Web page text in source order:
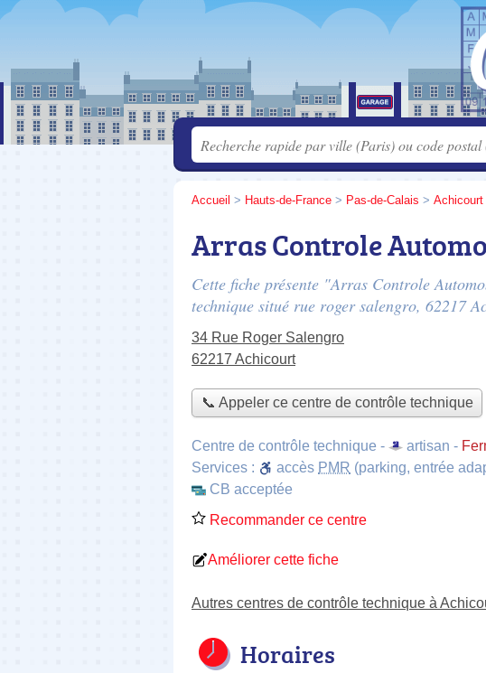
Accueil > Hauts-de-France > Pas-de-Calais > Achicourt
Arras Controle
Cette fiche présente "Arras Controle
technique situé rue roger salengro, 62217
34 Rue Roger Salengro
62217 Achicourt
📞 Appeler ce centre de contrôle technique
Centre de contrôle technique - artisan -
Services :
accès PMR (parking, entrée
CB acceptée
Recommander ce centre
Améliorer cette fiche
Autres centres de contrôle technique à
Horaires